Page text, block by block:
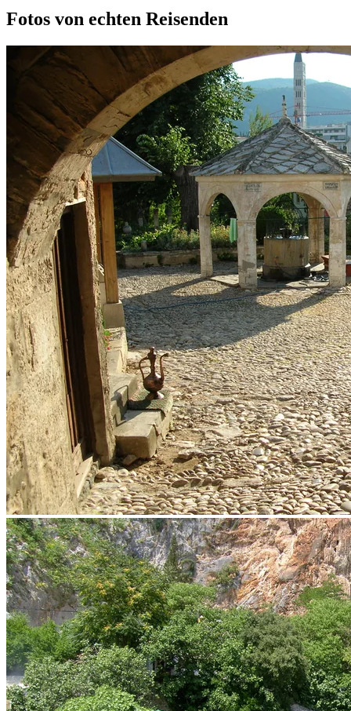
Fotos von echten Reisenden